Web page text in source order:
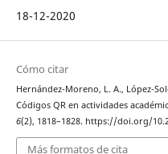
18-12-2020
Cómo citar
Hernández-Moreno, L. A., López-
Códigos QR en actividades
6(2), 1818–1828. https://doi.org/
Más formatos de cita